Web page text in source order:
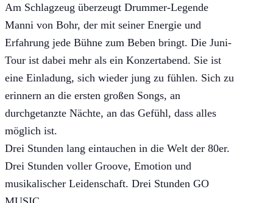
Am Schlagzeug überzeugt Drummer-Legende
Manni von Bohr, der mit seiner Energie und
Erfahrung jede Bühne zum Beben bringt. Die Juni-
Tour ist dabei mehr als ein Konzertabend. Sie ist
eine Einladung, sich wieder jung zu fühlen. Sich zu
erinnern an die ersten großen Songs, an
durchgetanzte Nächte, an das Gefühl, dass alles
möglich ist.
Drei Stunden lang eintauchen in die Welt der 80er.
Drei Stunden voller Groove, Emotion und
musikalischer Leidenschaft. Drei Stunden GO